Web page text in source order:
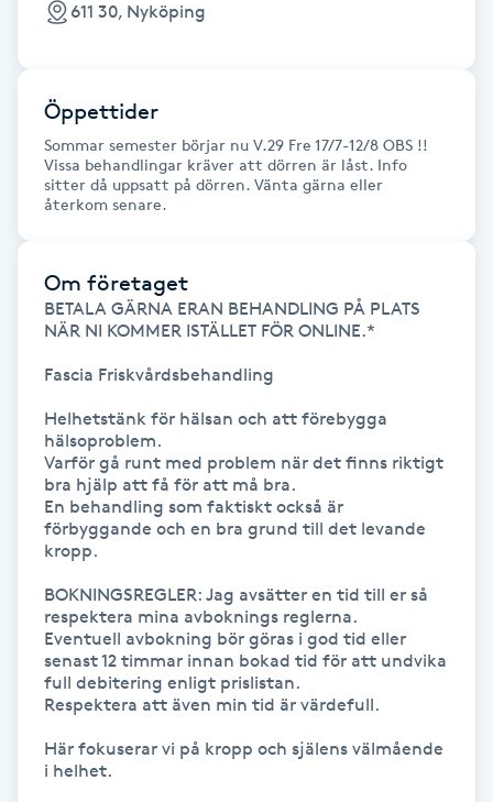
G
Gel naglar
Gelenaglar
Gellack
Gellack med förstärkning
Gravidmassage
Gravidyoga
Gruppträning
Gua Sha-massage
Hatha Yoga
Headspa
Healing
611 30, Nyköping
Öppettider
Sommar semester börjar nu V.29 Fre 17/7-12/8 OBS !!
Vissa behandlingar kräver att dörren är låst. Info
sitter då uppsatt på dörren. Vänta gärna eller
återkom senare.
Om företaget
BETALA GÄRNA ERAN BEHANDLING PÅ PLATS
NÄR NI KOMMER ISTÄLLET FÖR ONLINE.*
Fascia Friskvårdsbehandling
Helhetstänk för hälsan och att förebygga
hälsoproblem.
Varför gå runt med problem när det finns riktigt
bra hjälp att få för att må bra.
En behandling som faktiskt också är
förbyggande och en bra grund till det levande
kropp.
BOKNINGSREGLER: Jag avsätter en tid till er så
respektera mina avboknings reglerna.
Eventuell avbokning bör göras i god tid eller
senast 12 timmar innan bokad tid för att undvika
full debitering enligt prislistan.
Respektera att även min tid är värdefull.
Här fokuserar vi på kropp och själens välmående
i helhet.